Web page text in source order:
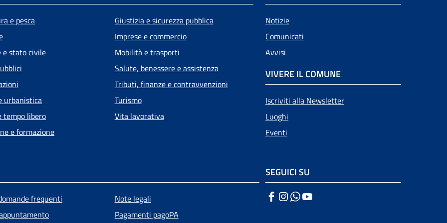
e pesca
e stato civile
urbanistica
tempo libero
e formazione
Giustizia e sicurezza pubblica
Imprese e commercio
Mobilità e trasporti
Salute, benessere e assistenza
Tributi, finanze e contravvenzioni
Turismo
Vita lavorativa
Notizie
Comunicati
Avvisi
VIVERE IL COMUNE
Iscriviti alla Newsletter
Luoghi
Eventi
piè di pagina
frequenti
Note legali
Pagamenti pagoPA
SEGUICI SU
Facebook
Instagram
WhatsApp